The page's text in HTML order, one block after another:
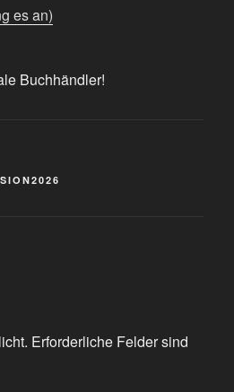
es an)
Buchhändler!
Erforderliche Felder sind